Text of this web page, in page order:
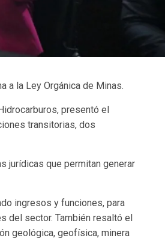
a la Ley Orgánica de Minas.
presentó el
transitorias, dos
jurídicas que permitan generar
ingresos y funciones, para
del sector. También resaltó el
geológica, geofísica, minera